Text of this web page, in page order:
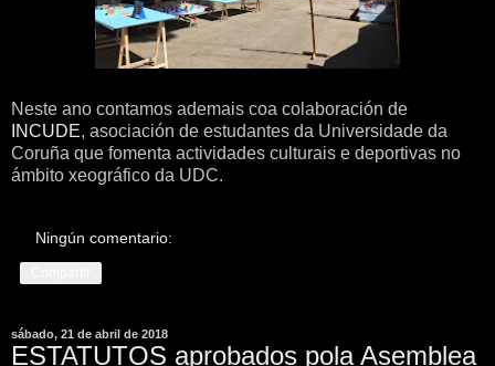
Neste ano contamos ademais coa colaboración de
INCUDE, asociación de estudantes da Universidade da
Coruña que fomenta actividades culturais e deportivas no
ámbito xeográfico da UDC.
Ningún comentario:
sábado, 21 de abril de 2018
ESTATUTOS aprobados pola Asemblea